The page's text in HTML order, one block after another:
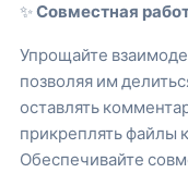
✨Совместная
Упрощайте
позволяя им
оставлять
прикреплять файлы
Обеспечивайте